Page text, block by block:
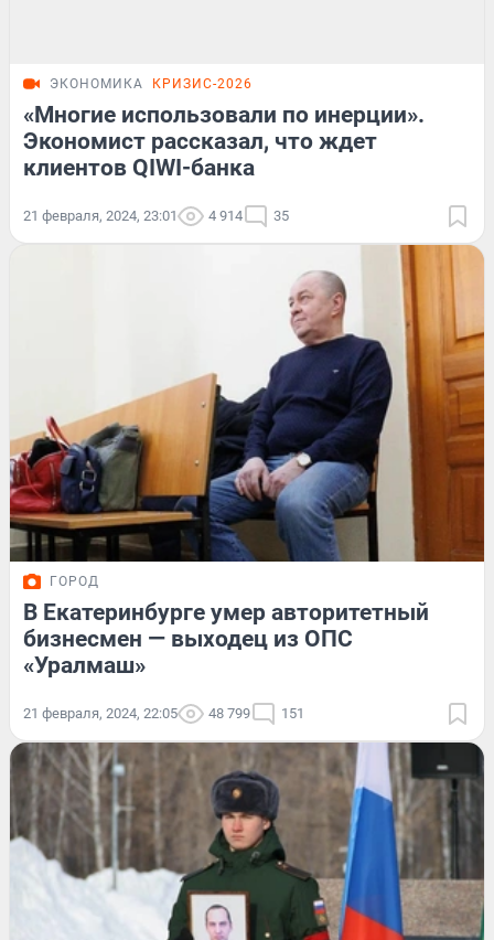
ЭКОНОМИКА КРИЗИС-2026
«Многие использовали по инерции».
Экономист рассказал, что ждет
клиентов QIWI-банка
21 февраля, 2024, 23:01 4 914 35
ГОРОД
В Екатеринбурге умер авторитетный
бизнесмен — выходец из ОПС
«Уралмаш»
21 февраля, 2024, 22:05 48 799 151